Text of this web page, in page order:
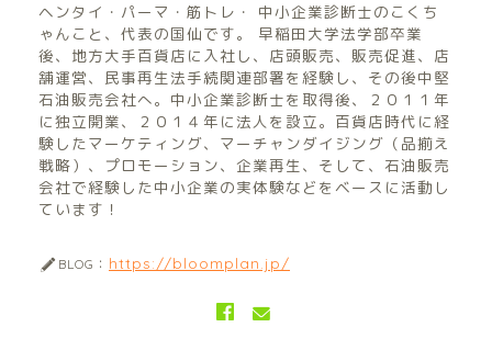
ヘンタイ・パーマ・筋トレ・ 中小企業診断士のこくち
ゃんこと、代表の国仙です。 早稲田大学法学部卒業
後、地方大手百貨店に入社し、店頭販売、販売促進、店
舗運営、民事再生法手続関連部署を経験し、その後中堅
石油販売会社へ。中小企業診断士を取得後、２０１１年
に独立開業、２０１４年に法人を設立。百貨店時代に経
験したマーケティング、マーチャンダイジング（品揃え
戦略）、プロモーション、企業再生、そして、石油販売
会社で経験した中小企業の実体験などをベースに活動し
ています！
BLOG： https://bloomplan.jp/